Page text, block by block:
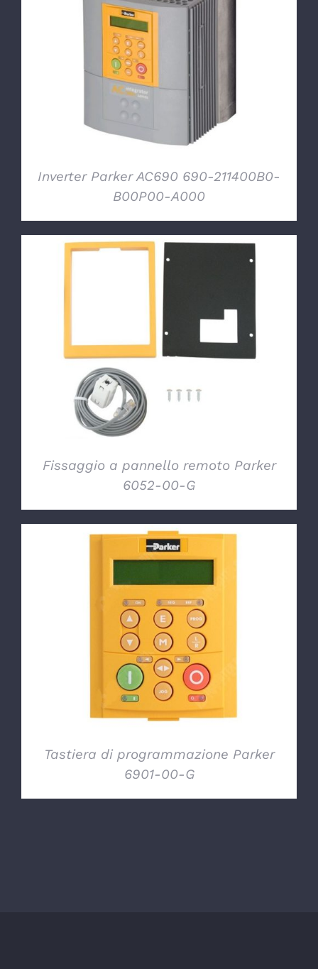
DETTAGLI
Inverter Parker AC690 690-211400B0-
B00P00-A000
DETTAGLI
Fissaggio a pannello remoto Parker
6052-00-G
DETTAGLI
Tastiera di programmazione Parker
6901-00-G